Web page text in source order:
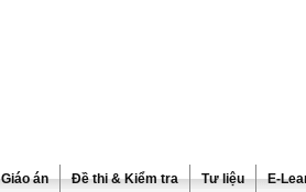
Giáo án Đề thi & Kiểm tra Tư liệu E-